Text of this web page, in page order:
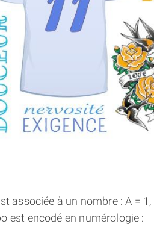
associée à un nombre : A =
est encodé en numérologie :
EXPLORER
(À